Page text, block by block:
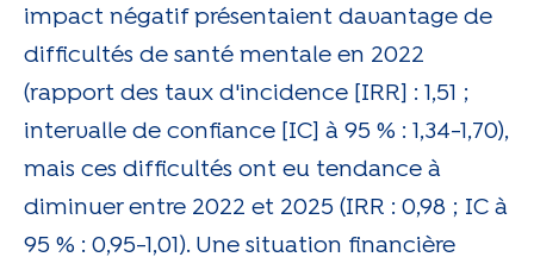
impact négatif présentaient davantage de
difficultés de santé mentale en 2022
(rapport des taux d'incidence [IRR] : 1,51 ;
intervalle de confiance [IC] à 95 % : 1,34-1,70),
mais ces difficultés ont eu tendance à
diminuer entre 2022 et 2025 (IRR : 0,98 ; IC à
95 % : 0,95-1,01). Une situation financière